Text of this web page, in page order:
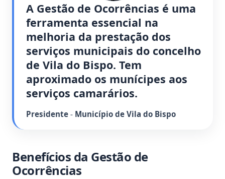
A Gestão de Ocorrências é uma
ferramenta essencial na
melhoria da prestação dos
serviços municipais do concelho
de Vila do Bispo. Tem
aproximado os munícipes aos
serviços camarários.
Presidente - Município de Vila do Bispo
Benefícios da Gestão de
Ocorrências